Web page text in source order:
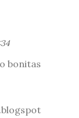
bonitas